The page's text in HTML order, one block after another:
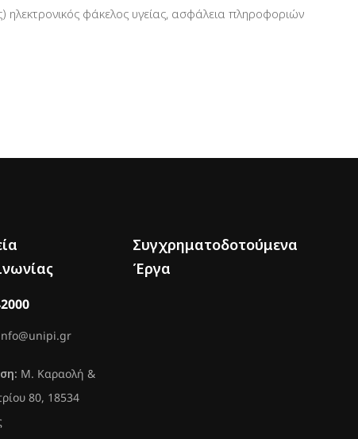
ηλεκτρονικός φάκελος υγείας, ασφάλεια πληροφοριών
Μ. Καραολή &
80, 18534
Συγχρηματοδοτούμενα
Έργα